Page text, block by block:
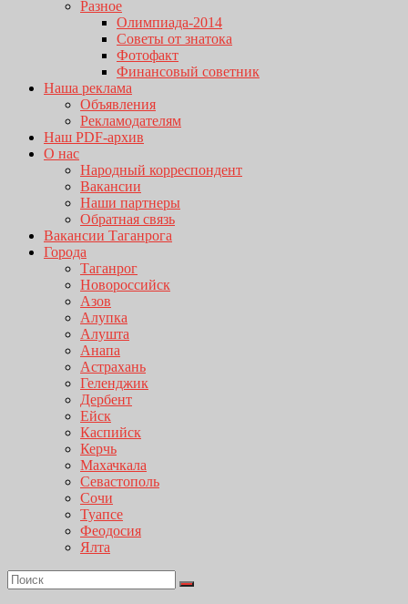
Разное
Олимпиада-2014
Советы от знатока
Фотофакт
Финансовый советник
Наша реклама
Объявления
Рекламодателям
Наш PDF-архив
О нас
Народный корреспондент
Вакансии
Наши партнеры
Обратная связь
Вакансии Таганрога
Города
Таганрог
Новороссийск
Азов
Алупка
Алушта
Анапа
Астрахань
Геленджик
Дербент
Ейск
Каспийск
Керчь
Махачкала
Севастополь
Сочи
Туапсе
Феодосия
Ялта